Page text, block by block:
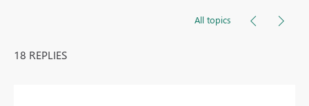
All topics
18 REPLIES